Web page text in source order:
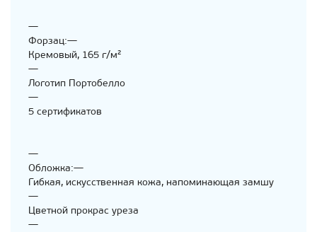
—
Форзац:—
Кремовый, 165 г/м²
—
Логотип Портобелло
—
5 сертификатов
—
Обложка:—
Гибкая, искусственная кожа, напоминающая замшу
—
Цветной прокрас уреза
—